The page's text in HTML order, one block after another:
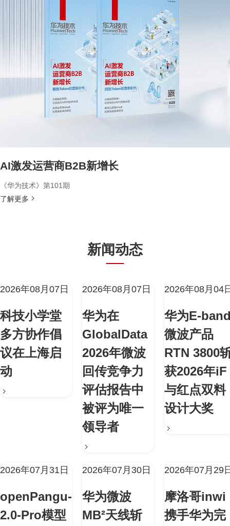
AI激发运营商B2B新增长
《华为技术》第101期
了解更多
新闻动态
2026年08月07日
科技小学堂
多方协作倡
议在上海启
动
2026年08月07日
华为在
GlobalData
2026年微波
回传竞争力
评估报告中
被评为唯一
领导者
2026年08月04
华为E-
微波产品
RTN 3800
获2026年iF
与红点双料
设计大奖
2026年07月31日
openPangu-
2.0-Pro模型
2026年07月30日
华为微波
MB²天线斩
2026年07月29
摩洛哥inwi
携手华为完